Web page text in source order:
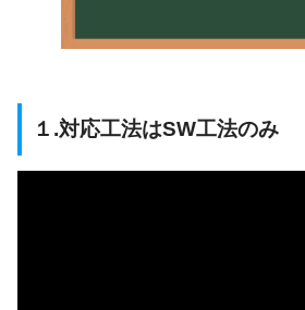
１.対応工法はSW工法のみ